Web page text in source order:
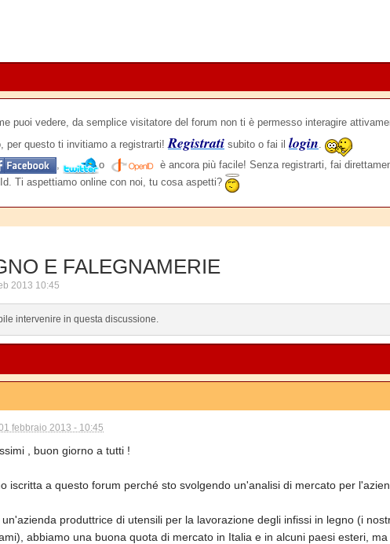
puoi vedere, da semplice visitatore del forum non ti è permesso interagire
per questo ti invitiamo a registrarti!Registrati subito o fai il login.
, o è ancora più facile! Senza registrarti, fai
Ti aspettiamo online con noi, tu cosa aspetti?
E FALEGNAMERIE
2013 10:45
intervenire in questa discussione.
febbraio 2013 - 10:45
, buon giorno a tutti !
iscritta a questo forum perché sto svolgendo un'analisi di mercato per
un'azienda produttrice di utensili per la lavorazione degli infissi in legno (i
abbiamo una buona quota di mercato in Italia e in alcuni paesi esteri,